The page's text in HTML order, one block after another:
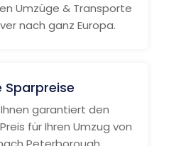
Umzüge & Transporte
nach ganz Europa.
Sparpreise
garantiert den
für Ihren Umzug von